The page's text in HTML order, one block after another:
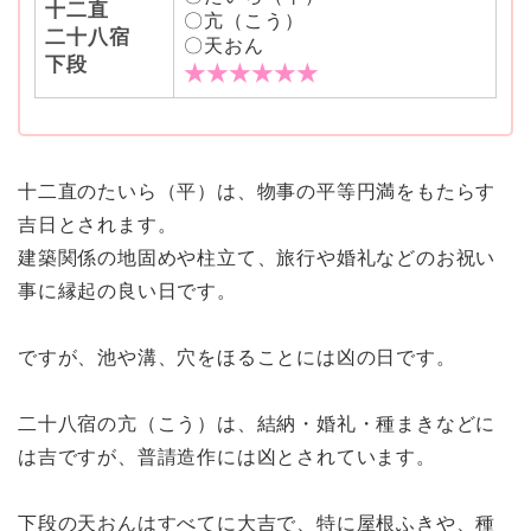
十二直
二十八宿
下段
〇亢（こう）
〇天おん
★★★★★★
十二直のたいら（平）は、物事の平等円満をもたらす
吉日とされます。
建築関係の地固めや柱立て、旅行や婚礼などのお祝い
事に縁起の良い日です。
ですが、池や溝、穴をほることには凶の日です。
二十八宿の亢（こう）は、結納・婚礼・種まきなどに
は吉ですが、普請造作には凶とされています。
下段の天おんはすべてに大吉で、特に屋根ふきや、種